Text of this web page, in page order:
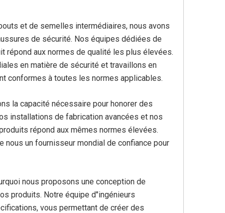
et de semelles intermédiaires, nous avons
de sécurité. Nos équipes dédiées de
répond aux normes de qualité les plus élevées.
en matière de sécurité et travaillons en
conformes à toutes les normes applicables.
la capacité nécessaire pour honorer des
installations de fabrication avancées et nos
répond aux mêmes normes élevées.
nous un fournisseur mondial de confiance pour
nous proposons une conception de
produits. Notre équipe d"ingénieurs
vous permettant de créer des